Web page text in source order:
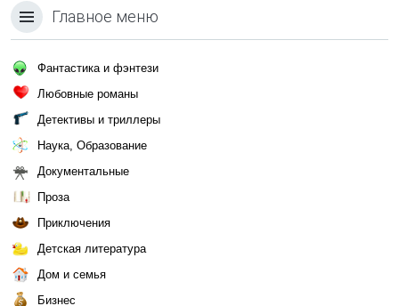
Главное меню
Фантастика и фэнтези
Любовные романы
Детективы и триллеры
Наука, Образование
Документальные
Проза
Приключения
Детская литература
Дом и семья
Бизнес